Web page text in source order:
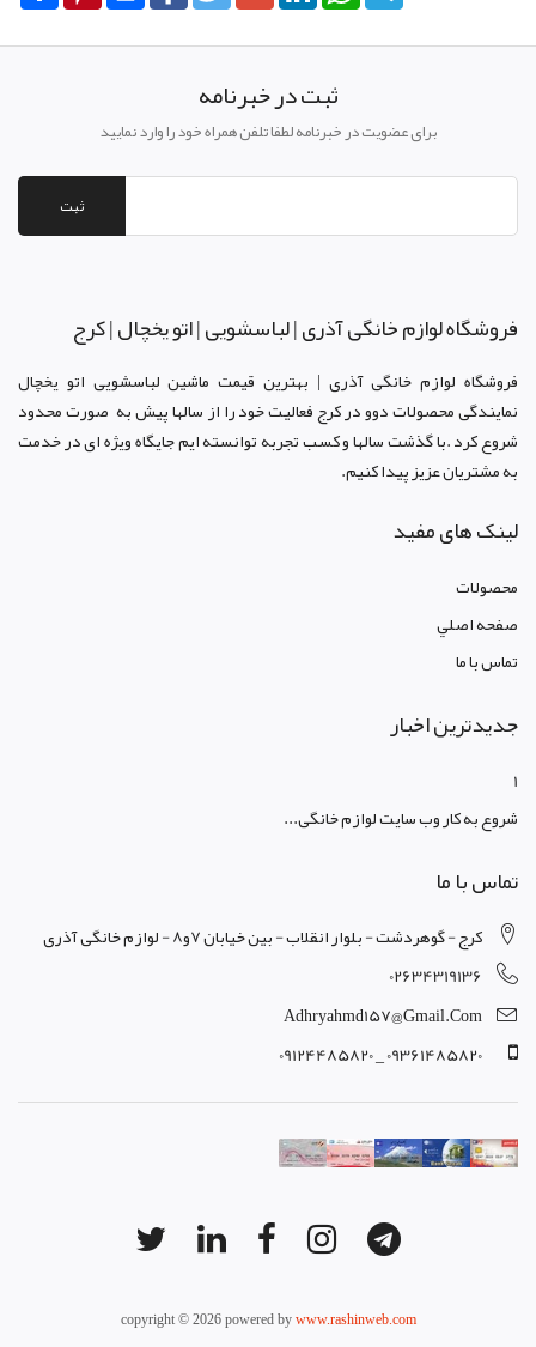
ثبت در خبرنامه
برای عضویت در خبرنامه لطفا تلفن همراه خود را وارد نمایید
ثبت
فروشگاه لوازم خانگی آذری | لباسشویی | اتو یخچال | کرج
فروشگاه لوازم خانگی آذری | بهترین قیمت ماشین لباسشویی اتو یخچال
نمایندگی محصولات دوو در کرجفعالیت خود را از سالها پیش به صورت محدود
شروع کرد .با گذشت سالها و کسب تجربه توانسته ایم جایگاه ویژه ای در خدمت
به مشتریان عزیز پیدا کنیم.
لینک های مفید
محصولات
صفحه اصلي
تماس با ما
جدیدترین اخبار
1
شروع به کار وب سایت لوازم خانگی...
تماس با ما
کرج - گوهردشت - بلوار انقلاب - بین خیابان 7و8 - لوازم خانگی آذری
02634319136
Adhryahmd157@gmail.com
09361485820 _ 09124485820
copyright © 2026 powered by www.rashinweb.com